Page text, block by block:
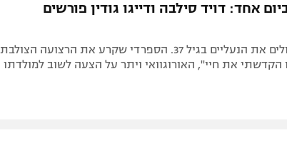
אחד: דויד סילבה ודייגו גודין פורשים
הקשר והבלם תולים את הנעליים בגיל 37. הספרדי שקרע את הרצועה הצולבת
את חיי", האורוגוואי ויתר על הצעה לשוב למולדתו